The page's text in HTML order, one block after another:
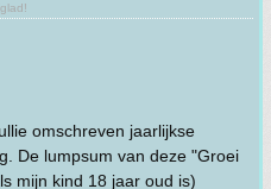
omschreven jaarlijkse
De lumpsum van deze "Groei
mijn kind 18 jaar oud is)